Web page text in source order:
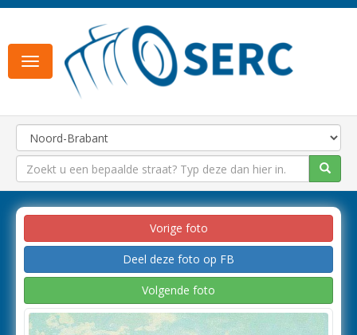
Toggle
navigation
Vorige foto
Deel deze foto op FB
Volgende foto